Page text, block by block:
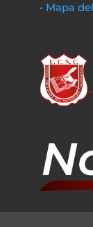
• Mapa